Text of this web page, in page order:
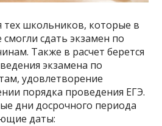
тех школьников, которые в
сдать экзамен по
Также в расчет берется
экзамена по
удовлетворение
порядка проведения ЕГЭ.
дни досрочного периода
даты: